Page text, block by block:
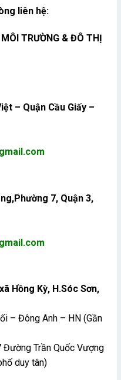
liên hệ:
TRƯỜNG & ĐÔ THỊ
– Quận Cầu Giấy –
7, Quận 3,
Hồng Kỳ, H.Sóc Sơn,
– Đông Anh – HN (Gần
Trần Quốc Vượng
duy tân)